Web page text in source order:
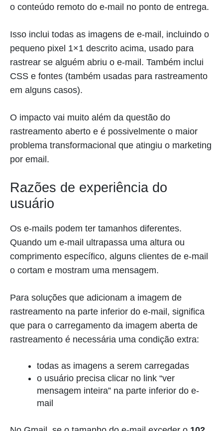
o conteúdo remoto do e-mail no ponto de entrega.
Isso inclui todas as imagens de e-mail, incluindo o
pequeno pixel 1×1 descrito acima, usado para
rastrear se alguém abriu o e-mail. Também inclui
CSS e fontes (também usadas para rastreamento
em alguns casos).
O impacto vai muito além da questão do
rastreamento aberto e é possivelmente o maior
problema transformacional que atingiu o marketing
por email.
Razões de experiência do
usuário
Os e-mails podem ter tamanhos diferentes.
Quando um e-mail ultrapassa uma altura ou
comprimento específico, alguns clientes de e-mail
o cortam e mostram uma mensagem.
Para soluções que adicionam a imagem de
rastreamento na parte inferior do e-mail, significa
que para o carregamento da imagem aberta de
rastreamento é necessária uma condição extra:
todas as imagens a serem carregadas
o usuário precisa clicar no link “ver
mensagem inteira” na parte inferior do e-
mail